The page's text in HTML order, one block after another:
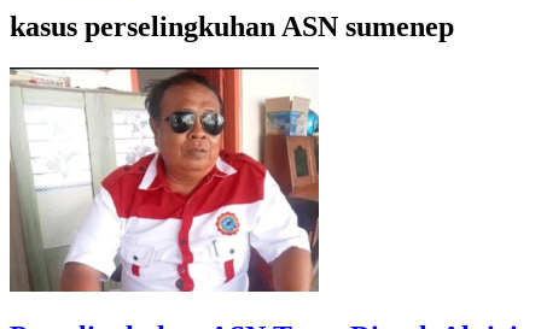
kasus perselingkuhan ASN sumenep